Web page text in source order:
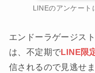
LINEのアンケー
エンドーラゲージス
は、不定期でLINE限
信されるので見逃せま